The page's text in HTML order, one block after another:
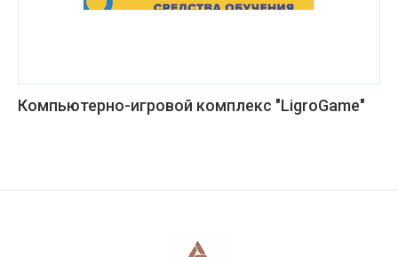
Компьютерно-игровой комплекс "LigroGame"